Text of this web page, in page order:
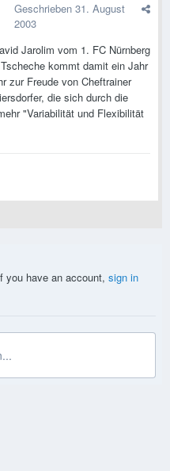
Geschrieben 31. August
2003
Jarolim vom 1. FC Nürnberg
kommt damit ein Jahr
zur Freude von Cheftrainer
die sich durch die
"Variabilität und Flexibilität
you have an account, sign in